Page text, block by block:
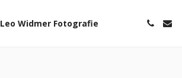
Leo Widmer Fotografie